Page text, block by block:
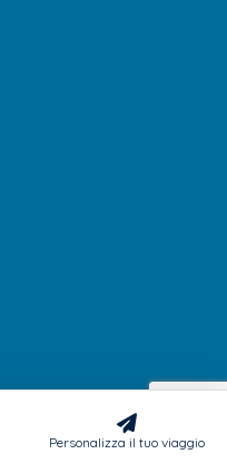
Personalizza il tuo viaggio